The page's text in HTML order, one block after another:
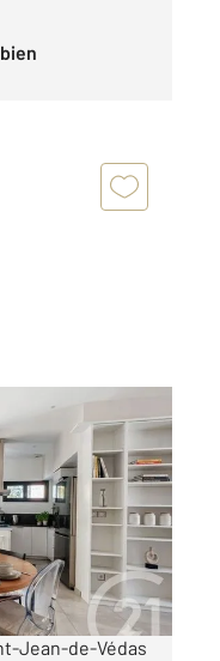
Jean-de-Védas